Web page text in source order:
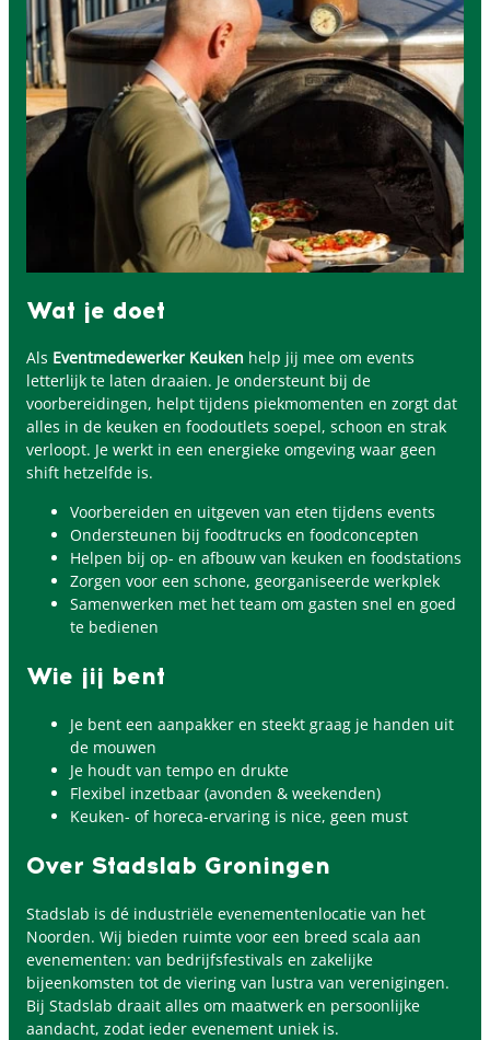
Wat je doet
Als Eventmedewerker Keuken help jij mee om events
letterlijk te laten draaien. Je ondersteunt bij de
voorbereidingen, helpt tijdens piekmomenten en zorgt dat
alles in de keuken en foodoutlets soepel, schoon en strak
verloopt. Je werkt in een energieke omgeving waar geen
shift hetzelfde is.
Voorbereiden en uitgeven van eten tijdens events
Ondersteunen bij foodtrucks en foodconcepten
Helpen bij op- en afbouw van keuken en foodstations
Zorgen voor een schone, georganiseerde werkplek
Samenwerken met het team om gasten snel en goed
te bedienen
Wie jij bent
Je bent een aanpakker en steekt graag je handen uit
de mouwen
Je houdt van tempo en drukte
Flexibel inzetbaar (avonden & weekenden)
Keuken- of horeca-ervaring is nice, geen must
Over Stadslab Groningen
Stadslab is dé industriële evenementenlocatie van het
Noorden. Wij bieden ruimte voor een breed scala aan
evenementen: van bedrijfsfestivals en zakelijke
bijeenkomsten tot de viering van lustra van verenigingen.
Bij Stadslab draait alles om maatwerk en persoonlijke
aandacht, zodat ieder evenement uniek is.